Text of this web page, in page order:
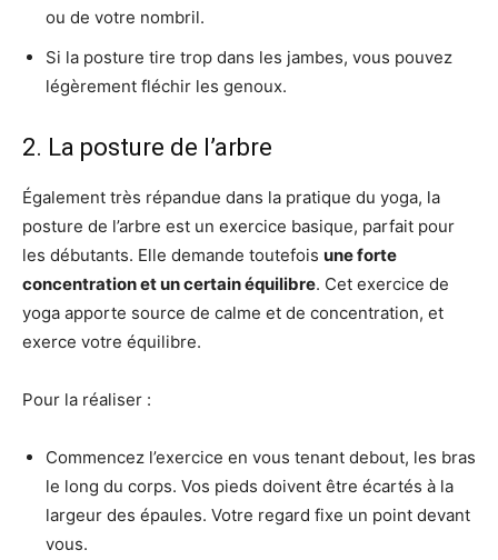
ou de votre nombril.
Si la posture tire trop dans les jambes, vous pouvez
légèrement fléchir les genoux.
2. La posture de l’arbre
Également très répandue dans la pratique du yoga, la
posture de l’arbre est un exercice basique, parfait pour
les débutants. Elle demande toutefois une forte
concentration et un certain équilibre. Cet exercice de
yoga apporte source de calme et de concentration, et
exerce votre équilibre.
Pour la réaliser :
Commencez l’exercice en vous tenant debout, les bras
le long du corps. Vos pieds doivent être écartés à la
largeur des épaules. Votre regard fixe un point devant
vous.